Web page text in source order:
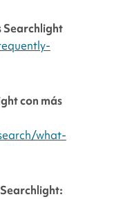
Searchlight
con más
what-
Searchlight: